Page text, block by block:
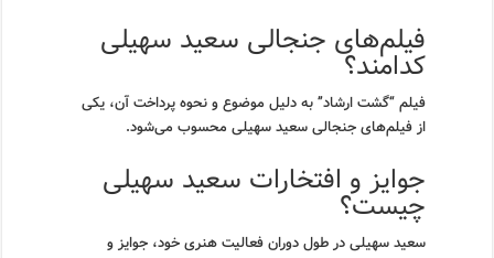
فیلم‌های جنجالی سعید سهیلی
کدامند؟
فیلم “گشت ارشاد” به دلیل موضوع و نحوه پرداخت آن، یکی
از فیلم‌های جنجالی سعید سهیلی محسوب می‌شود.
جوایز و افتخارات سعید سهیلی
چیست؟
سعید سهیلی در طول دوران فعالیت هنری خود، جوایز و